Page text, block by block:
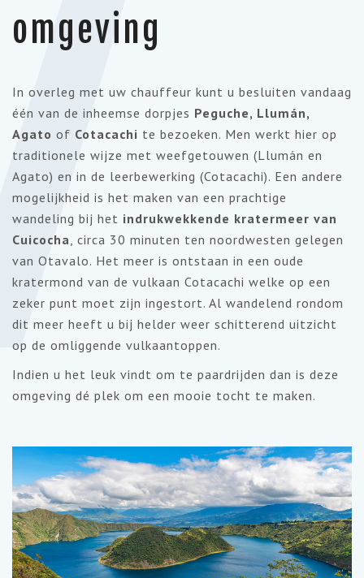
omgeving
In overleg met uw chauffeur kunt u besluiten vandaag
één van de inheemse dorpjes Peguche, Llumán,
Agato of Cotacachi te bezoeken. Men werkt hier op
traditionele wijze met weefgetouwen (Llumán en
Agato) en in de leerbewerking (Cotacachi). Een andere
mogelijkheid is het maken van een prachtige
wandeling bij het indrukwekkende kratermeer van
Cuicocha, circa 30 minuten ten noordwesten gelegen
van Otavalo. Het meer is ontstaan in een oude
kratermond van de vulkaan Cotacachi welke op een
zeker punt moet zijn ingestort. Al wandelend rondom
dit meer heeft u bij helder weer schitterend uitzicht
op de omliggende vulkaantoppen.
Indien u het leuk vindt om te paardrijden dan is deze
omgeving dé plek om een mooie tocht te maken.